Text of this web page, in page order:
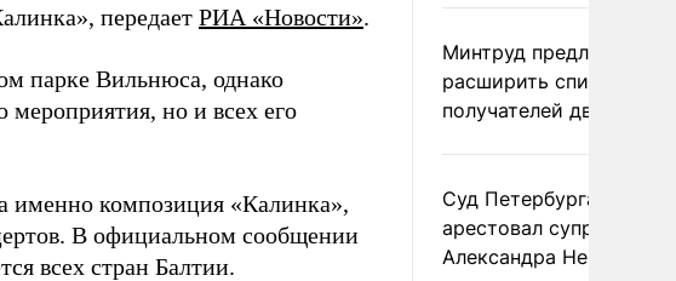
передает РИА «Новости».
парке Вильнюса, однако
мероприятия, но и всех его
именно композиция «Калинка»,
В официальном сообщении
всех стран Балтии.
Минтруд предложил
расширить список
получателей двух
Суд Петербурга заочно
арестовал супругу
Александра Невзорова